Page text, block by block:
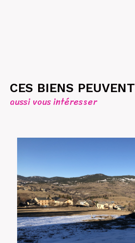
CES BIENS PEUVENT
aussi vous intéresser